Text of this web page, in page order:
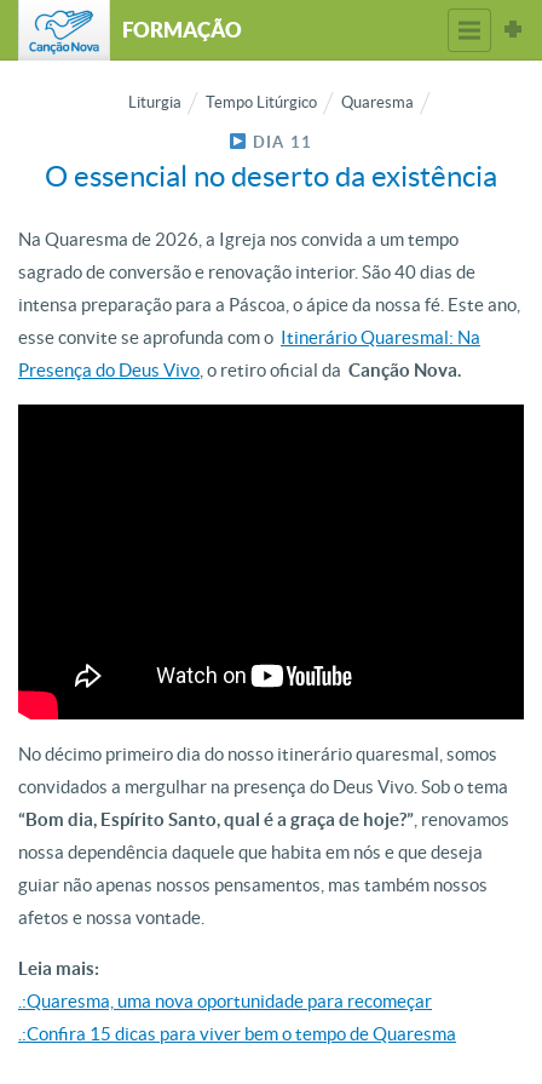
FORMAÇÃO
Liturgia Tempo Litúrgico Quaresma
DIA 11
O essencial no deserto da existência
Na Quaresma de 2026, a Igreja nos convida a um tempo
sagrado de conversão e renovação interior. São 40 dias de
intensa preparação para a Páscoa, o ápice da nossa fé. Este ano,
esse convite se aprofunda com o Itinerário Quaresmal: Na
Presença do Deus Vivo , o retiro oficial da Canção Nova.
No décimo primeiro dia do nosso itinerário quaresmal, somos
convidados a mergulhar na presença do Deus Vivo. Sob o tema
“Bom dia, Espírito Santo, qual é a graça de hoje?” , renovamos
nossa dependência daquele que habita em nós e que deseja
guiar não apenas nossos pensamentos, mas também nossos
afetos e nossa vontade.
Leia mais:
.:Quaresma, uma nova oportunidade para recomeçar
.:Confira 15 dicas para viver bem o tempo de Quaresma